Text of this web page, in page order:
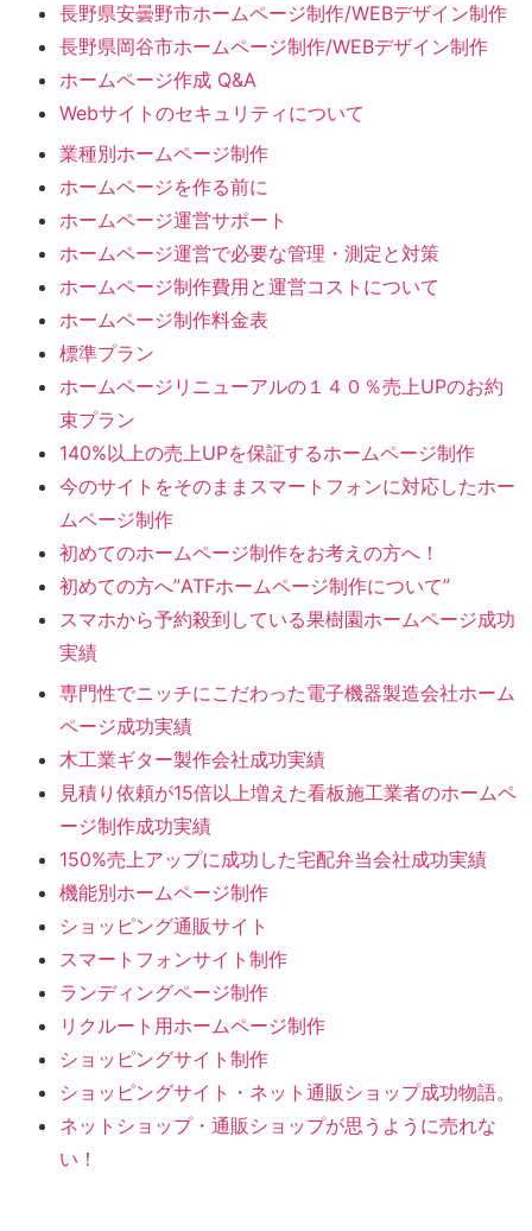
長野県安曇野市ホームページ制作/WEBデザイン制作
長野県岡谷市ホームページ制作/WEBデザイン制作
ホームページ作成 Q&A
Webサイトのセキュリティについて
業種別ホームページ制作
ホームページを作る前に
ホームページ運営サポート
ホームページ運営で必要な管理・測定と対策
ホームページ制作費用と運営コストについて
ホームページ制作料金表
標準プラン
ホームページリニューアルの１４０％売上UPのお約
束プラン
140%以上の売上UPを保証するホームページ制作
今のサイトをそのままスマートフォンに対応したホー
ムページ制作
初めてのホームページ制作をお考えの方へ！
初めての方へ”ATFホームページ制作について”
スマホから予約殺到している果樹園ホームページ成功
実績
専門性でニッチにこだわった電子機器製造会社ホーム
ページ成功実績
木工業ギター製作会社成功実績
見積り依頼が15倍以上増えた看板施工業者のホームペ
ージ制作成功実績
150%売上アップに成功した宅配弁当会社成功実績
機能別ホームページ制作
ショッピング通販サイト
スマートフォンサイト制作
ランディングページ制作
リクルート用ホームページ制作
ショッピングサイト制作
ショッピングサイト・ネット通販ショップ成功物語。
ネットショップ・通販ショップが思うように売れな
い！